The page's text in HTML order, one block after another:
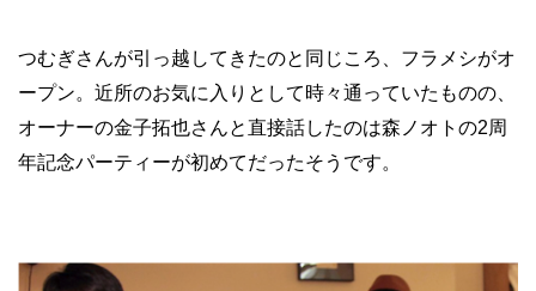
つむぎさんが引っ越してきたのと同じころ、フラメシがオ
ープン。近所のお気に入りとして時々通っていたものの、
オーナーの金子拓也さんと直接話したのは森ノオトの2周
年記念パーティーが初めてだったそうです。